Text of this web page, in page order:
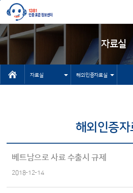
본문바로가기
주메뉴 바로가기
자료실
자료실
상담
고객센터
NEP/NET헬
해외인증자료실
유용한 사이
기타 자료실
해외인증자
베트남으로 사료 수출시 규제
2018-12-14